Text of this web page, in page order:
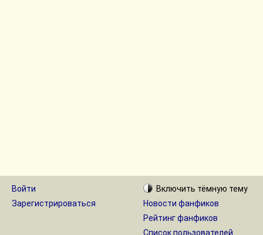
Войти
Зарегистрироваться
Включить тёмную тему
Новости фанфиков
Рейтинг фанфиков
Список пользователей